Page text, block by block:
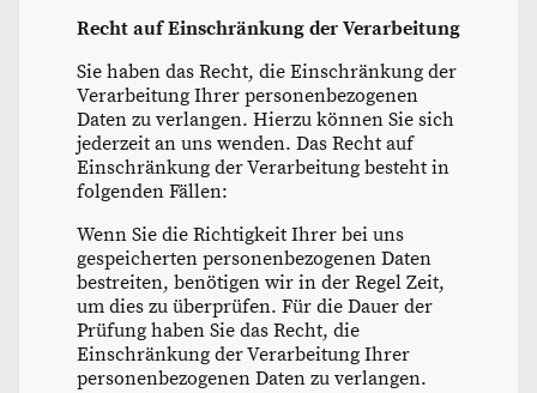
Recht auf Einschränkung der Verarbeitung
Sie haben das Recht, die Einschränkung der
Verarbeitung Ihrer personenbezogenen
Daten zu verlangen. Hierzu können Sie sich
jederzeit an uns wenden. Das Recht auf
Einschränkung der Verarbeitung besteht in
folgenden Fällen:
Wenn Sie die Richtigkeit Ihrer bei uns
gespeicherten personenbezogenen Daten
bestreiten, benötigen wir in der Regel Zeit,
um dies zu überprüfen. Für die Dauer der
Prüfung haben Sie das Recht, die
Einschränkung der Verarbeitung Ihrer
personenbezogenen Daten zu verlangen.